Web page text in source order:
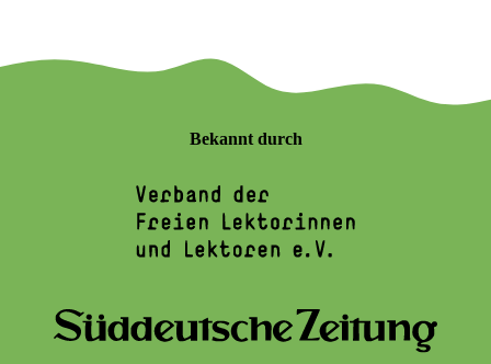
Bekannt durch